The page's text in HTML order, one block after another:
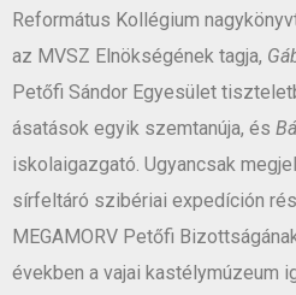
Református Kollégium
az MVSZ Elnökségének tagja,
Petőfi Sándor Egyesület
ásatások egyik szemtanúja, és
iskolaigazgató. Ugyancsak
sírfeltáró szibériai expedíción
MEGAMORV Petőfi
években a vajai kastélymúzeum